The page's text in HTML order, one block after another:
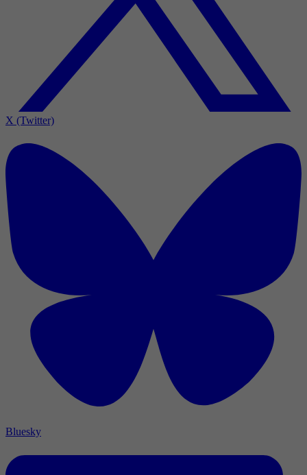
X (Twitter)
Bluesky